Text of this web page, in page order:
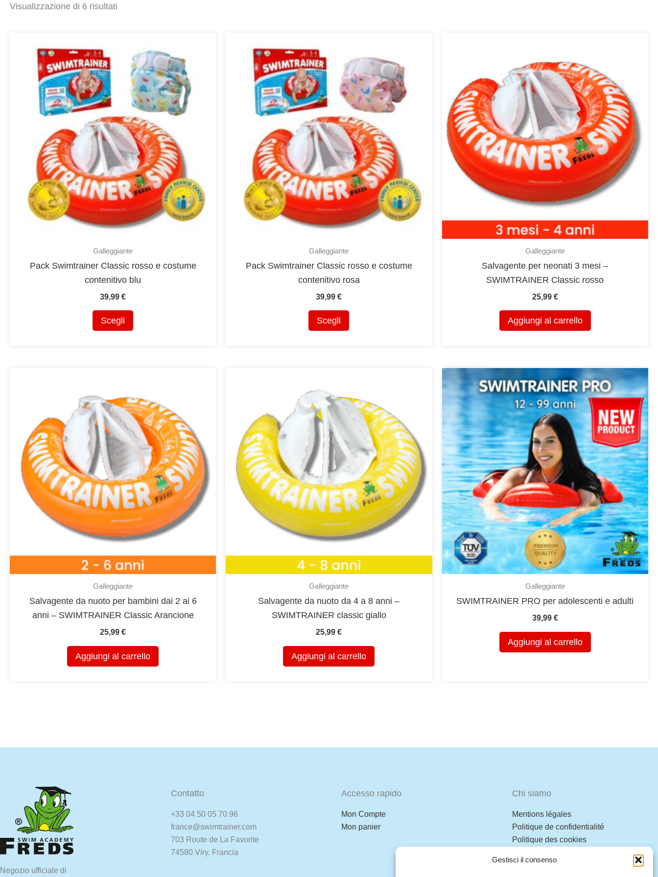
Gestisci il consenso
Visualizzazione di 6 risultati
Galleggiante
Pack Swimtrainer Classic rosso e costume
contenitivo blu
39,99€
Scegli
Questo
prodotto
opzioni
possono
essere
scelte
nella
pagina
del
prodotto
Galleggiante
Pack Swimtrainer Classic rosso e costume
contenitivo rosa
39,99€
Scegli
Questo
prodotto
opzioni
possono
essere
scelte
nella
pagina
del
prodotto
Galleggiante
Salvagente per neonati 3 mesi –
SWIMTRAINER Classic rosso
25,99 €
Aggiungi al carrello
Galleggiante
Salvagente da nuoto per bambini dai 2 ai 6
anni – SWIMTRAINER Classic Arancione
25,99€
Aggiungi al carrello
Galleggiante
Salvagente da nuoto da 4 a 8 anni –
SWIMTRAINER classic giallo
25,99€
Aggiungi al carrello
Galleggiante
SWIMTRAINER PRO per adolescenti e adulti
39,99 €
Aggiungi al carrello
Negozio ufficiale di
Contatto
+33 04 50 05 70 96
france@swimtrainer.com
703 Route de La Favorite
74580 Viry. Francia
Accesso rapido
Mon Compte
Mon panier
Chi siamo
Mentions légales
Politique de confidentialité
Politique des cookies